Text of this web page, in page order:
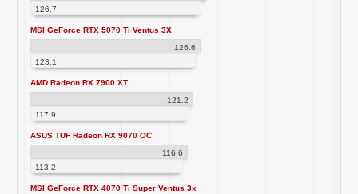
126.7
MSI GeForce RTX 5070 Ti Ventus 3X
126.6
123.1
AMD Radeon RX 7900 XT
121.2
117.9
ASUS TUF Radeon RX 9070 OC
116.6
113.2
MSI GeForce RTX 4070 Ti Super Ventus 3x